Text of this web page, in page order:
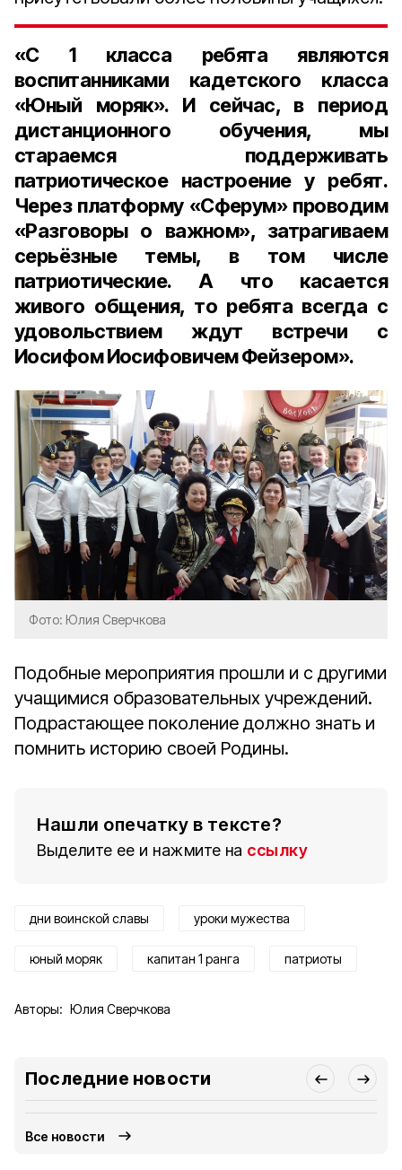
«С 1 класса ребята являются
воспитанниками кадетского класса
«Юный моряк». И сейчас, в период
дистанционного обучения, мы
стараемся поддерживать
патриотическое настроение у ребят.
Через платформу «Сферум» проводим
«Разговоры о важном», затрагиваем
серьёзные темы, в том числе
патриотические. А что касается
живого общения, то ребята всегда с
удовольствием ждут встречи с
Иосифом Иосифовичем Фейзером».
Фото: Юлия Сверчкова
Подобные мероприятия прошли и с другими
учащимися образовательных учреждений.
Подрастающее поколение должно знать и
помнить историю своей Родины.
Нашли опечатку в тексте?
Выделите ее и нажмите на ссылку
дни воинской славы уроки мужества
юный моряк капитан 1 ранга патриоты
Авторы: Юлия Сверчкова
Последние новости
Все новости